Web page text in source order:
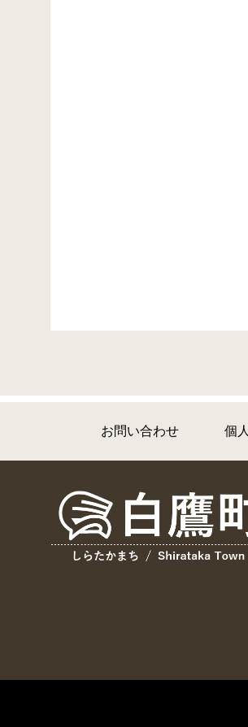
お問い合わせ 個